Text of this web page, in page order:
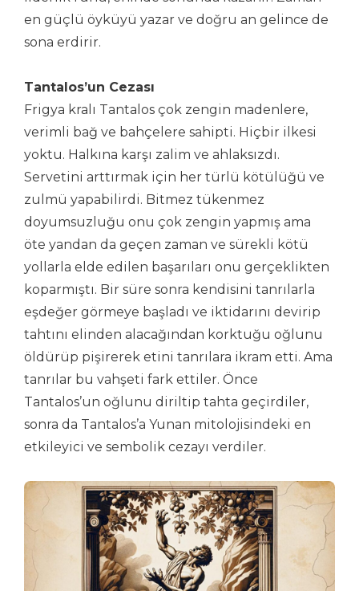
en güçlü öyküyü yazar ve doğru an gelince de
sona erdirir.
Tantalos’un Cezası
Frigya kralı Tantalos çok zengin madenlere,
verimli bağ ve bahçelere sahipti. Hiçbir ilkesi
yoktu. Halkına karşı zalim ve ahlaksızdı.
Servetini arttırmak için her türlü kötülüğü ve
zulmü yapabilirdi. Bitmez tükenmez
doyumsuzluğu onu çok zengin yapmış ama
öte yandan da geçen zaman ve sürekli kötü
yollarla elde edilen başarıları onu gerçeklikten
koparmıştı. Bir süre sonra kendisini tanrılarla
eşdeğer görmeye başladı ve iktidarını devirip
tahtını elinden alacağından korktuğu oğlunu
öldürüp pişirerek etini tanrılara ikram etti. Ama
tanrılar bu vahşeti fark ettiler. Önce
Tantalos’un oğlunu diriltip tahta geçirdiler,
sonra da Tantalos’a Yunan mitolojisindeki en
etkileyici ve sembolik cezayı verdiler.